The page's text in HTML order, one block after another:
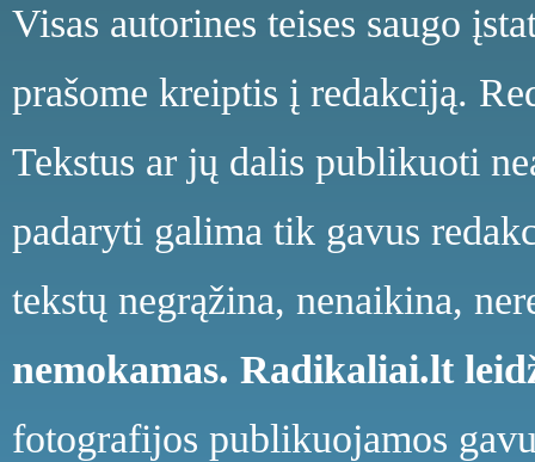
Visas autorines teises saugo
prašome kreiptis į redakciją.
Tekstus ar jų dalis publikuoti
padaryti galima tik gavus
tekstų negrąžina, nenaikina,
nemokamas. Radikaliai.lt
fotografijos publikuojamos